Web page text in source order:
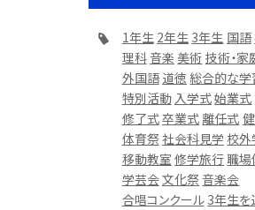
1年生 2年生 3年生 国語
理科音楽 美術 技術・家
外国語 道徳 総合的な
特別活動 入学式始業式
修了式卒業式 離任式
体育祭社会科見学 校外
移動教室 修学旅行職場
学芸会文化祭音楽会
合唱コンクール 3年生を